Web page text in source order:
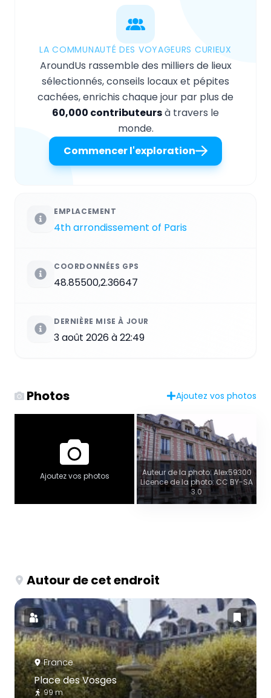
LA COMMUNAUTÉ DES VOYAGEURS CURIEUX
AroundUs rassemble des milliers de lieux
sélectionnés, conseils locaux et pépites
cachées, enrichis chaque jour par plus de
60,000 contributeursà travers le
monde.
Commencer l'exploration
EMPLACEMENT
4th arrondissement of Paris
COORDONNÉES GPS
48.85500,2.36647
DERNIÈRE MISE À JOUR
3 août 2026 à 22:49
Photos Ajoutez vos photos
Ajoutez vos photos
Auteur de la photo: Alex59300
Licence de la photo: CC BY-SA
3.0
Autour de cet endroit
France
Place des Vosges
99 m